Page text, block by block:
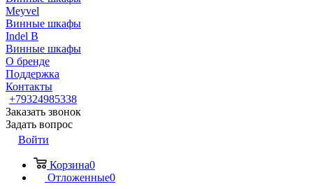
Meyvel
Винные шкафы
Indel B
Винные шкафы
О бренде
Поддержка
Контакты
+79324985338
Заказать звонок
Задать вопрос
Войти
Корзина0
Отложенные0